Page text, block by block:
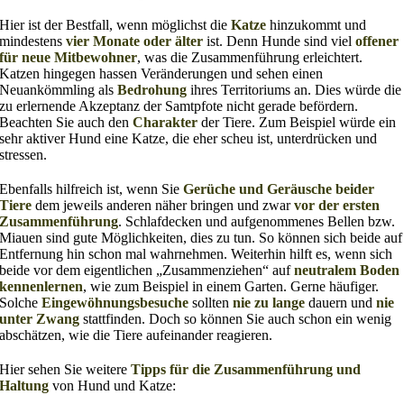
Hier ist der Bestfall, wenn möglichst dieKatze hinzukommt und
mindestensvier Monate oder älter ist. Denn Hunde sind vieloffener
für neue Mitbewohner, was die Zusammenführung erleichtert.
Katzen hingegen hassen Veränderungen und sehen einen
Neuankömmling alsBedrohung ihres Territoriums an. Dies würde die
zu erlernende Akzeptanz der Samtpfote nicht gerade befördern.
Beachten Sie auch denCharakter der Tiere. Zum Beispiel würde ein
sehr aktiver Hund eine Katze, die eher scheu ist, unterdrücken und
stressen.
Ebenfalls hilfreich ist, wenn SieGerüche und Geräusche beider
Tiere dem jeweils anderen näher bringen und zwarvor der ersten
Zusammenführung. Schlafdecken und aufgenommenes Bellen bzw.
Miauen sind gute Möglichkeiten, dies zu tun. So können sich beide auf
Entfernung hin schon mal wahrnehmen. Weiterhin hilft es, wenn sich
beide vor dem eigentlichen „Zusammenziehen“ aufneutralem Boden
kennenlernen, wie zum Beispiel in einem Garten. Gerne häufiger.
SolcheEingewöhnungsbesuche solltennie zu lange dauern undnie
unter Zwang stattfinden. Doch so können Sie auch schon ein wenig
abschätzen, wie die Tiere aufeinander reagieren.
Hier sehen Sie weitereTipps für die Zusammenführung und
Haltung von Hund und Katze: